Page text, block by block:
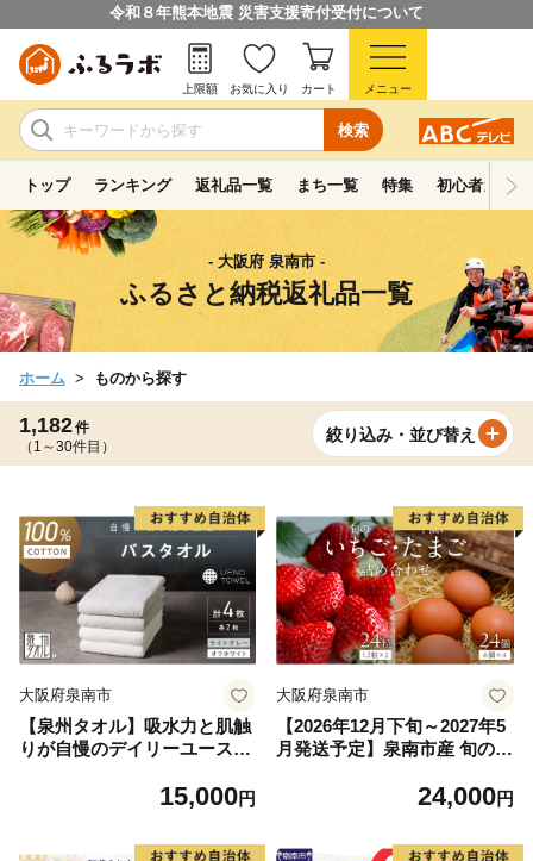
令和８年熊本地震 災害支援寄付受付について
検索
上限額 お気に入り カート メニュー
トップ ランキング 返礼品一覧 まち一覧 特集 初心者ガイド
- 大阪府 泉南市 -
ふるさと納税返礼品一覧
ホーム ものから探す
1,182件
（1～30件目）
絞り込み・並び替え
大阪府泉南市
【泉州タオル】吸水力と肌触
りが自慢のデイリーユースバ
トグレー 4枚【配送不可地
15,000円
大阪府泉南市
【2026年12月下旬～2027年5
月発送予定】泉南市産 旬のい
わせ【配送不可地域：北海
24,000円